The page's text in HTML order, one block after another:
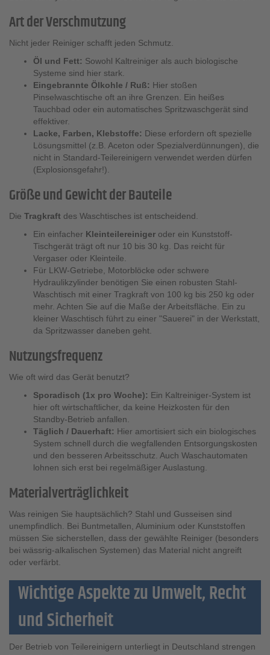
Art der Verschmutzung
Nicht jeder Reiniger schafft jeden Schmutz.
Öl und Fett: Sowohl Kaltreiniger als auch biologische
Systeme sind hier stark.
Eingebrannte Ölkohle / Ruß: Hier stoßen
Pinselwaschtische oft an ihre Grenzen. Ein heißes
Tauchbad oder ein automatisches Spritzwaschgerät sind
effektiver.
Lacke, Farben, Klebstoffe: Diese erfordern oft spezielle
Lösungsmittel (z.B. Aceton oder Spezialverdünnungen), die
nicht in Standard-Teilereinigern verwendet werden dürfen
(Explosionsgefahr!).
Größe und Gewicht der Bauteile
Die Tragkraft des Waschtisches ist entscheidend.
Ein einfacher Kleinteilereiniger oder ein Kunststoff-
Tischgerät trägt oft nur 10 bis 30 kg. Das reicht für
Vergaser oder Kleinteile.
Für LKW-Getriebe, Motorblöcke oder schwere
Hydraulikzylinder benötigen Sie einen robusten Stahl-
Waschtisch mit einer Tragkraft von 100 kg bis 250 kg oder
mehr. Achten Sie auf die Maße der Arbeitsfläche. Ein zu
kleiner Waschtisch führt zu einer "Sauerei" in der Werkstatt,
da Spritzwasser daneben geht.
Nutzungsfrequenz
Wie oft wird das Gerät benutzt?
Sporadisch (1x pro Woche): Ein Kaltreiniger-System ist
hier oft wirtschaftlicher, da keine Heizkosten für den
Standby-Betrieb anfallen.
Täglich / Dauerhaft: Hier amortisiert sich ein biologisches
System schnell durch die wegfallenden Entsorgungskosten
und den besseren Arbeitsschutz. Auch Waschautomaten
lohnen sich erst bei regelmäßiger Auslastung.
Materialverträglichkeit
Was reinigen Sie hauptsächlich? Stahl und Gusseisen sind
unempfindlich. Bei Buntmetallen, Aluminium oder Kunststoffen
müssen Sie sicherstellen, dass der gewählte Reiniger (besonders
bei wässrig-alkalischen Systemen) das Material nicht angreift
oder verfärbt.
Wichtige Aspekte zu Umwelt, Recht
und Sicherheit
Der Betrieb von Teilereinigern unterliegt in Deutschland strengen